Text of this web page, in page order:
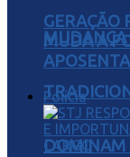
MUDANÇA
DOMINAM
GERAÇÃO
MUDA A
Polícia